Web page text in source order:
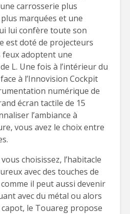
carrosserie plus
marquées et une
lui confère toute son
est doté de projecteurs
feux adoptent une
L. Une fois à l’intérieur du
à l’Innovision Cockpit
numérique de
écran tactile de 15
l’ambiance à
vous avez le choix entre
choisissez, l’habitacle
avec des touches de
il peut aussi devenir
avec du métal ou alors
le Touareg propose